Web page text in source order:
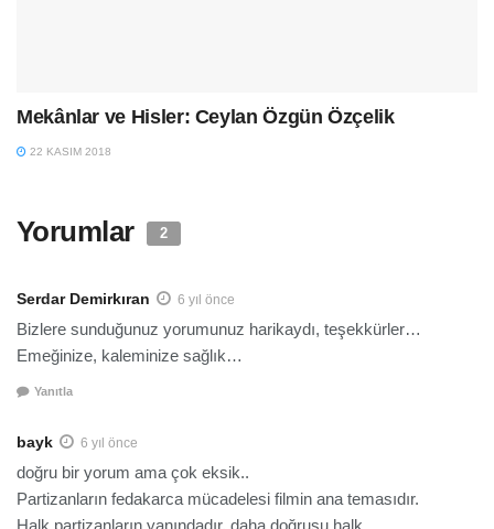
Mekânlar ve Hisler: Ceylan Özgün Özçelik
22 KASIM 2018
Yorumlar 2
Serdar Demirkıran 6 yıl önce
Bizlere sunduğunuz yorumunuz harikaydı, teşekkürler…
Emeğinize, kaleminize sağlık…
Yanıtla
bayk 6 yıl önce
doğru bir yorum ama çok eksik..
Partizanların fedakarca mücadelesi filmin ana temasıdır.